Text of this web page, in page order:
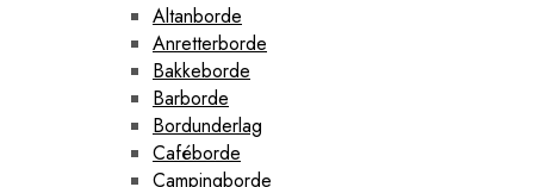
Altanborde
Anretterborde
Bakkeborde
Barborde
Bordunderlag
Caféborde
Campingborde